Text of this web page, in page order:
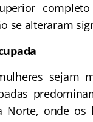
se alteraram
sejam
Norte, onde os